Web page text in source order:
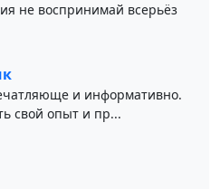
не воспринимай всерьёз
и информативно.
свой опыт и пр...